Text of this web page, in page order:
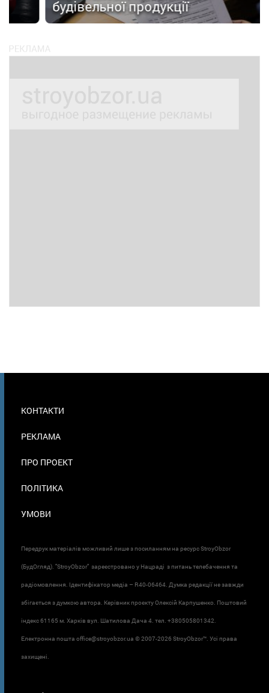
будівельної продукції
В
КОНТАКТИ
РЕКЛАМА
ПРО ПРОЕКТ
ПОЛІТИКА
УМОВИ
Передрук матеріалів можливий лише з посиланням на ресурс StroyObzor
(БудОгляд). "StroyObzor" зареєстровано у Нацраді з питань телебачення та
радіомовлення. Ідентифікатор медіа – R40-06464. Думка редакції не завжди
збігається з думкою автора. Керівник проєкту Олексій Карпушенко. Поштовий
індекс 61165 м. Харків вул. Шатилова Дача 4. тел. +380505801342.
Електронна пошта office@stroyobzor.ua © 2007-2026 StroyObzor™. Усі права
захищені.